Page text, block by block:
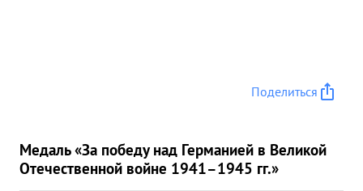
Поделиться
Медаль «За победу над Германией в Великой
Отечественной войне 1941–1945 гг.»